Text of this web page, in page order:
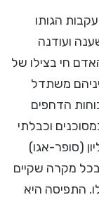
הגותו
ועודנה
חי בצילו של
משתדל
הדחפים
וכבלתי
(סופר-אגו)
מקרה שקיים
התפיסה היא